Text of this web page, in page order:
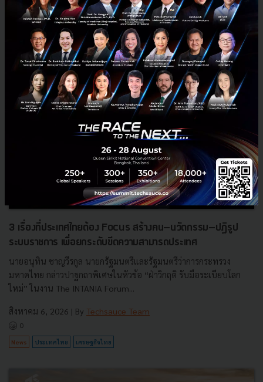
RELATED ARTICLE
3 เรื่องที่ประเทศไทยต้อง Focus สร้างคน–นวัตกรรม–ปฏิรูป
ระบบราชการ เพื่อยกระดับขีดความสามารถประเทศ
นายอนุทิน ชาญวีรกูล นายกรัฐมนตรีและรัฐมนตรีว่าการกระทรวง
มหาดไทย กล่าวปาฐกถาพิเศษในหัวข้อ “ฝ่าวิกฤติ รับมือระเบียบโลก
ใหม่” ในงาน The INTANIA Forum...
สิงหาคม 6, 2026 | By Techsauce Team
0
News ประเทศไทย เศรษฐกิจไทย